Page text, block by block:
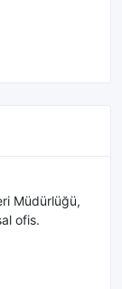
Müdürlüğü,
ofis.